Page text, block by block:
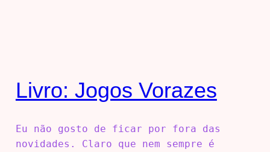
Livro: Jogos Vorazes
Eu não gosto de ficar por fora das
novidades. Claro que nem sempre é